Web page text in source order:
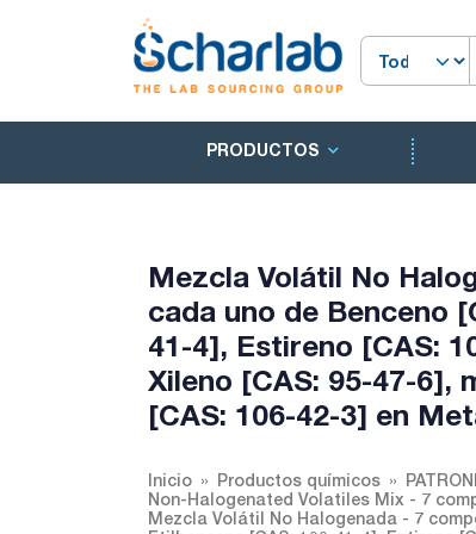
PRODUCTOS
Mezcla Volátil No
cada uno de Benceno
41-4], Estireno [CAS:
Xileno [CAS: 95-47-6],
[CAS: 106-42-3] en
Inicio Productos químicos
Non-Halogenated Volatiles Mix - 7
Mezcla Volátil No Halogenada - 7